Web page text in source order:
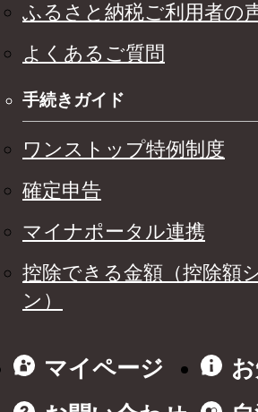
ふるさと納税ご利用者の
よくあるご質問
手続きガイド
ワンストップ特例制度
確定申告
マイナポータル連携
控除できる金額（控除額
ン）
マイページ